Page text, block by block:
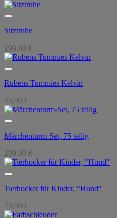
Sitztruhe
199,00 €
Rubens Tummies Kelvin
49,90 €
Märchenturm-Set, 75 teilig
209,00 €
Tierhocker für Kinder, “Hund”
79,90 €